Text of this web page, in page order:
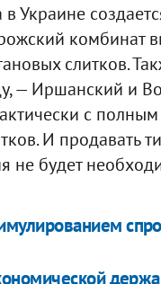
Украине
комбинат
слитков.
— Иршанский и
с
И продавать
не будет